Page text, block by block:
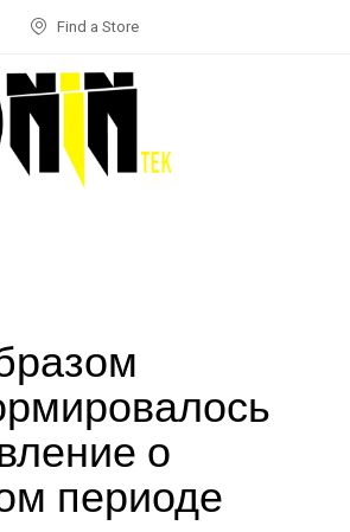
Find a Store
о
периоде